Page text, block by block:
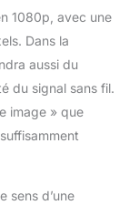
LEDs
une
claire
en
1080p, avec une
Dans la
aussi du
du signal sans fil.
image » que
sens d’une